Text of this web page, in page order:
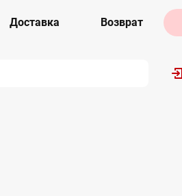
Доставка Возврат